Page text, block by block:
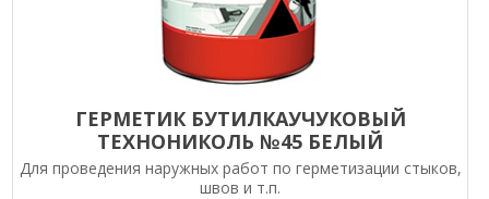
ГЕРМЕТИК БУТИЛКАУЧУКОВЫЙ
ТЕХНОНИКОЛЬ №45 БЕЛЫЙ
Для проведения наружных работ по герметизации стыков,
швов и т.п.